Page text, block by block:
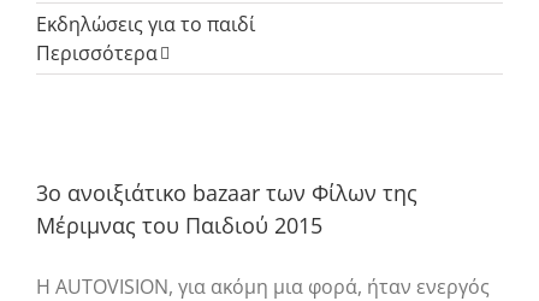
Εκδηλώσεις για το παιδί
Περισσότερα
3ο ανοιξιάτικο bazaar των Φίλων της
Μέριμνας του Παιδιού 2015
Η AUTOVISION, για ακόμη μια φορά, ήταν ενεργός